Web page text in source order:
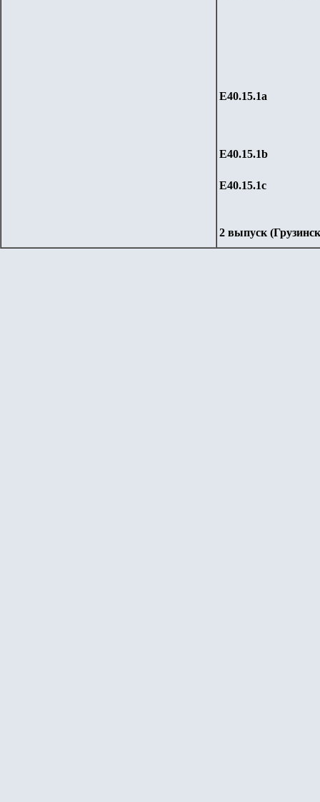
Е40.15.1a
Е40.15.1b
Е40.15.1c
2 выпуск